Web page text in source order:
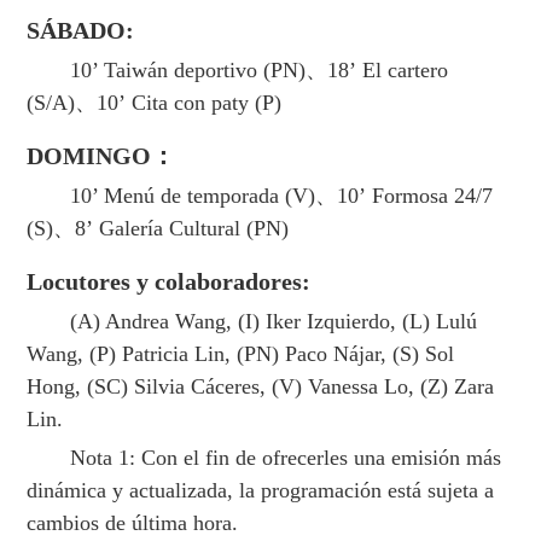
SÁBADO:
10’ Taiwán deportivo (PN)、18’ El cartero
(S/A)、10’ Cita con paty (P)
DOMINGO：
10’ Menú de temporada (V)、10’ Formosa 24/7
(S)、8’ Galería Cultural (PN)
Locutores y colaboradores:
(A) Andrea Wang, (I) Iker Izquierdo, (L) Lulú
Wang, (P) Patricia Lin, (PN) Paco Nájar, (S) Sol
Hong, (SC) Silvia Cáceres, (V) Vanessa Lo, (Z) Zara
Lin.
Nota 1: Con el fin de ofrecerles una emisión más
dinámica y actualizada, la programación está sujeta a
cambios de última hora.